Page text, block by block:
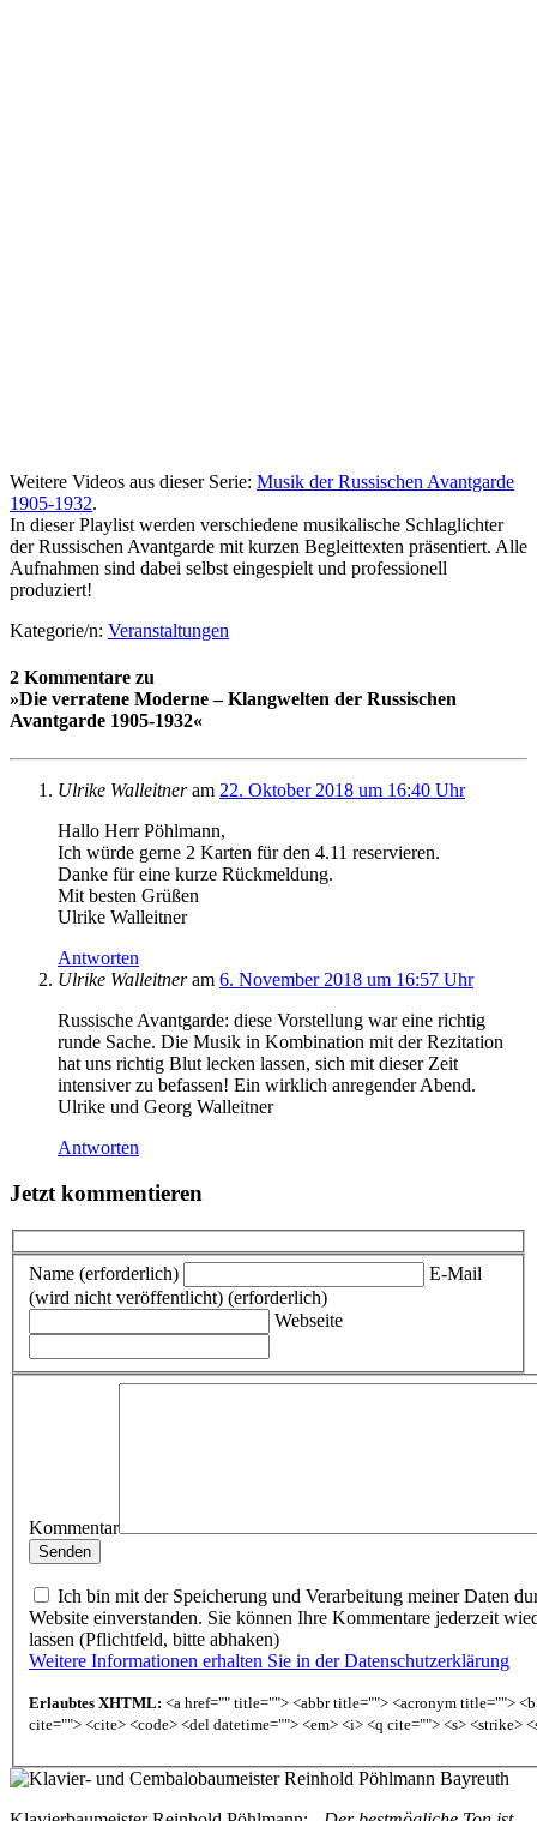
Weitere Videos aus dieser Serie: Musik der Russischen Avantgarde
1905-1932.
In dieser Playlist werden verschiedene musikalische Schlaglichter
der Russischen Avantgarde mit kurzen Begleittexten präsentiert. Alle
Aufnahmen sind dabei selbst eingespielt und professionell
produziert!
Kategorie/n: Veranstaltungen
2 Kommentare zu
»Die verratene Moderne – Klangwelten der Russischen
Avantgarde 1905-1932«
Ulrike Walleitneram 22. Oktober 2018 um 16:40 Uhr
Hallo Herr Pöhlmann,
Ich würde gerne 2 Karten für den 4.11 reservieren.
Danke für eine kurze Rückmeldung.
Mit besten Grüßen
Ulrike Walleitner
Antworten
Ulrike Walleitneram 6. November 2018 um 16:57 Uhr
Russische Avantgarde: diese Vorstellung war eine richtig
runde Sache. Die Musik in Kombination mit der Rezitation
hat uns richtig Blut lecken lassen, sich mit dieser Zeit
intensiver zu befassen! Ein wirklich anregender Abend.
Ulrike und Georg Walleitner
Antworten
Jetzt kommentieren
Name (erforderlich)
E-Mail
(wird nicht veröffentlicht) (erforderlich)
Webseite
Kommentar
Ich bin mit der Speicherung und Verarbeitung meiner Daten
Website einverstanden. Sie können Ihre Kommentare jederzeit
lassen (Pflichtfeld, bitte abhaken)
Weitere Informationen erhalten Sie in der Datenschutzerklärung
Erlaubtes XHTML: <a href="" title=""> <abbr title=""> <acronym title="">
cite=""> <cite> <code> <del datetime=""> <em> <i> <q cite=""> <s> <strike>